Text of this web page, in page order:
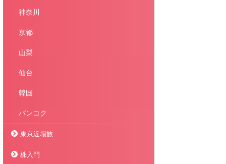
神奈川
京都
山梨
仙台
韓国
バンコク
東京近場旅
株入門